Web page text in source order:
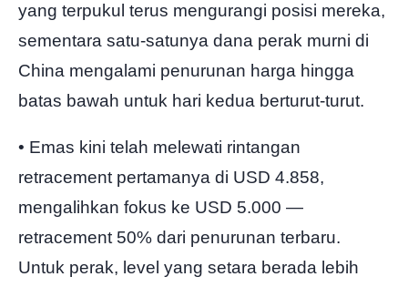
yang terpukul terus mengurangi posisi mereka,
sementara satu-satunya dana perak murni di
China mengalami penurunan harga hingga
batas bawah untuk hari kedua berturut-turut.
• Emas kini telah melewati rintangan
retracement pertamanya di USD 4.858,
mengalihkan fokus ke USD 5.000 —
retracement 50% dari penurunan terbaru.
Untuk perak, level yang setara berada lebih